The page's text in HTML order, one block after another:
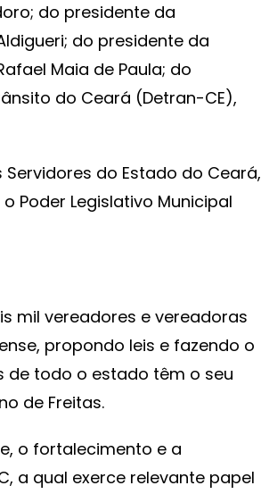
do presidente da
do presidente da
Maia de Paula; do
do Ceará (Detran-CE),
do Estado do Ceará,
Poder Legislativo Municipal
mil vereadores e vereadoras
propondo leis e fazendo o
de todo o estado têm o seu
de Freitas.
o fortalecimento e a
a qual exerce relevante papel